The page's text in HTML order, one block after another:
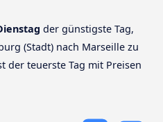
der günstigste Tag,
(Stadt) nach Marseille zu
der teuerste Tag mit Preisen